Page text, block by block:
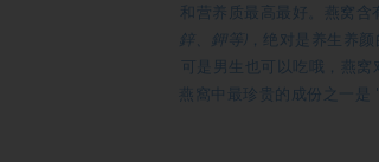
和营养质最高最好。燕窝
鋅、鉀等)，绝对是养生养
可是男生也可以吃哦，燕
燕窩中最珍贵的成份之一